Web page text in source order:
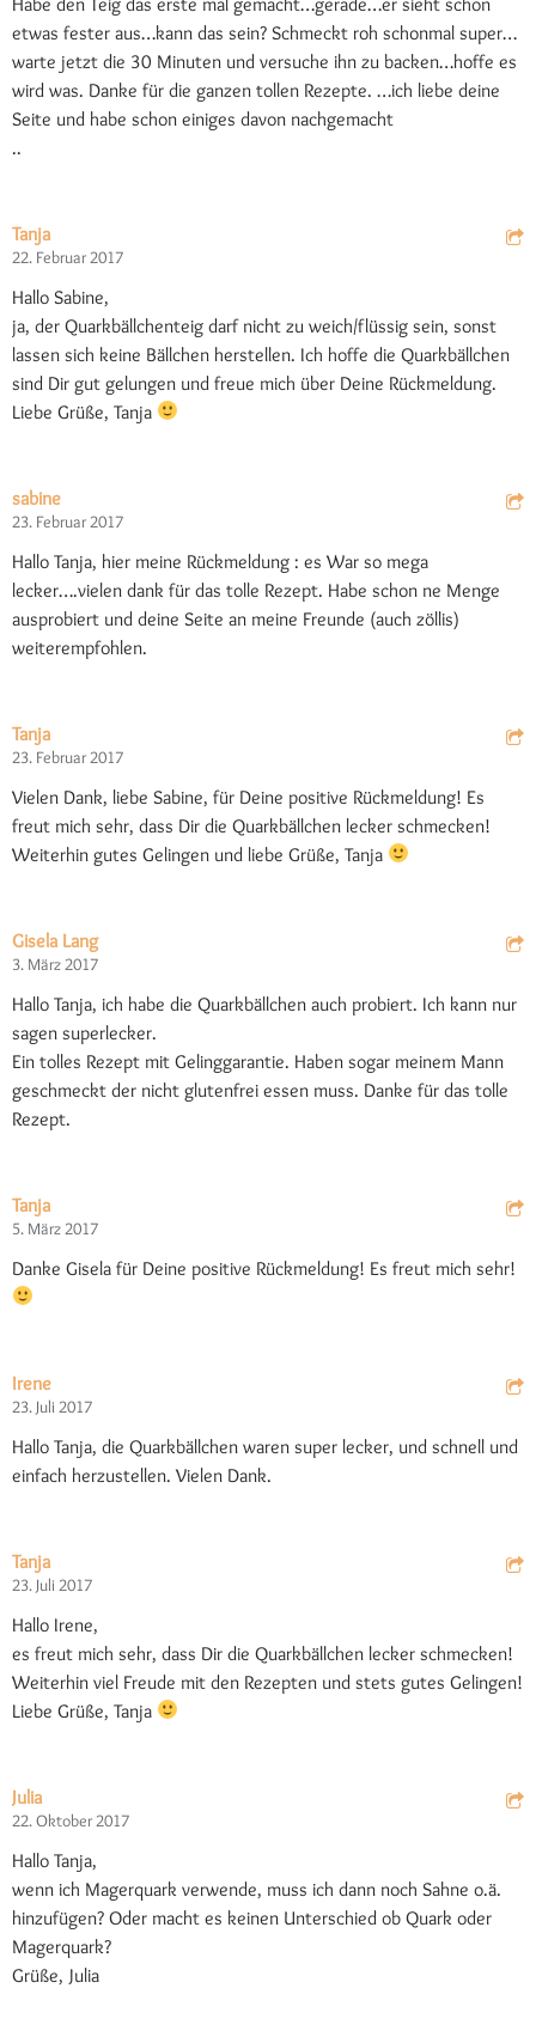
etwas fester aus…kann das sein? Schmeckt roh schonmal super…
warte jetzt die 30 Minuten und versuche ihn zu backen…hoffe es
wird was. Danke für die ganzen tollen Rezepte. …ich liebe deine
Seite und habe schon einiges davon nachgemacht
..
Tanja
22. Februar 2017
Hallo Sabine,
ja, der Quarkbällchenteig darf nicht zu weich/flüssig sein, sonst
lassen sich keine Bällchen herstellen. Ich hoffe die Quarkbällchen
sind Dir gut gelungen und freue mich über Deine Rückmeldung.
Liebe Grüße, Tanja
sabine
23. Februar 2017
Hallo Tanja, hier meine Rückmeldung : es War so mega
lecker….vielen dank für das tolle Rezept. Habe schon ne Menge
ausprobiert und deine Seite an meine Freunde (auch zöllis)
weiterempfohlen.
Tanja
23. Februar 2017
Vielen Dank, liebe Sabine, für Deine positive Rückmeldung! Es
freut mich sehr, dass Dir die Quarkbällchen lecker schmecken!
Weiterhin gutes Gelingen und liebe Grüße, Tanja
Gisela Lang
3. März 2017
Hallo Tanja, ich habe die Quarkbällchen auch probiert. Ich kann nur
sagen superlecker.
Ein tolles Rezept mit Gelinggarantie. Haben sogar meinem Mann
geschmeckt der nicht glutenfrei essen muss. Danke für das tolle
Rezept.
Tanja
5. März 2017
Danke Gisela für Deine positive Rückmeldung! Es freut mich sehr!
Irene
23. Juli 2017
Hallo Tanja, die Quarkbällchen waren super lecker, und schnell und
einfach herzustellen. Vielen Dank.
Tanja
23. Juli 2017
Hallo Irene,
es freut mich sehr, dass Dir die Quarkbällchen lecker schmecken!
Weiterhin viel Freude mit den Rezepten und stets gutes Gelingen!
Liebe Grüße, Tanja
Julia
22. Oktober 2017
Hallo Tanja,
wenn ich Magerquark verwende, muss ich dann noch Sahne o.ä.
hinzufügen? Oder macht es keinen Unterschied ob Quark oder
Magerquark?
Grüße, Julia